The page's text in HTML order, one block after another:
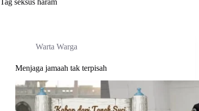
Tag seksus haram
Warta Warga
Menjaga jamaah tak terpisah